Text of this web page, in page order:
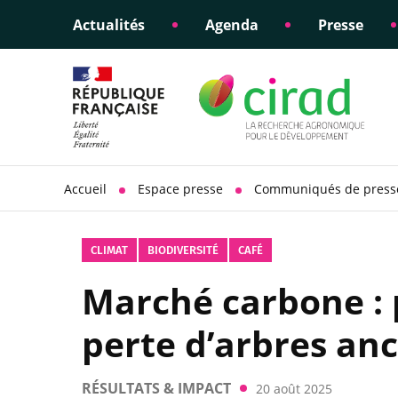
Actualités Agenda Presse
Éclairer les politiques
Appui à la
scientifique
Engagements éthiques
sociétale
Accueil Espace presse Communiqués de
CLIMAT BIODIVERSITÉ CAFÉ
Marché carbone
perte d’arbres
RÉSULTATS & IMPACT 20 août 2025